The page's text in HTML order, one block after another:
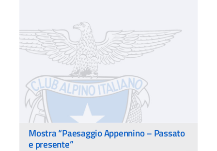
Mostra “Paesaggio Appennino – Passato
e presente”